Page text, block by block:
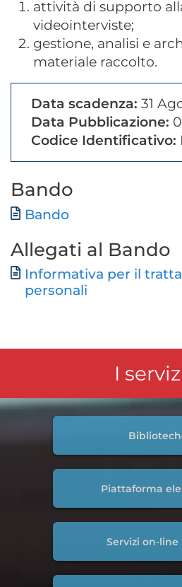
attività di supporto
videointerviste;
gestione, analisi e
materiale raccolto.
Data scadenza: 31
Data Pubblicazione:
Codice Identificativo:
Bando
Documento
Bando
Allegati al Bando
FileInformativa per il
personali
I
Piattaforma
Servizi on-line